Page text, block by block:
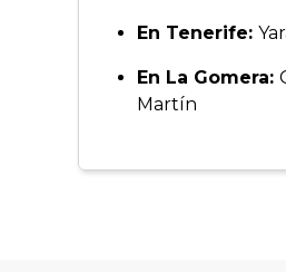
En Tenerife:
En La Gomera:
Martín